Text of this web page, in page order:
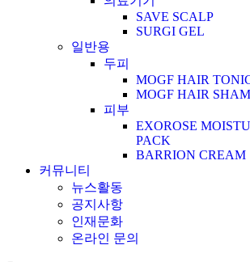
SAVE SCALP
SURGI GEL
일반용
두피
MOGF HAIR
MOGF HAIR
피부
EXOROSE
PACK
BARRION CREAM
커뮤니티
뉴스활동
공지사항
인재문화
온라인 문의